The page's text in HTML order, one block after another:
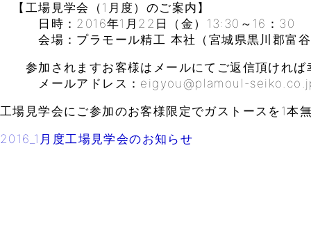
【工場見学会（1月度）のご案内】
日時：2016年1月22日（金）13:30～16：30
会場：プラモール精工 本社（宮城県黒川郡富
参加されますお客様はメールにてご返信頂ければ
メールアドレス：eigyou@plamoul-
工場見学会にご参加のお客様限定でガストースを1本
2016_1月度工場見学会のお知らせ